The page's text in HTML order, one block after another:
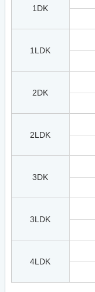
1DK
1LDK
2DK
2LDK
3DK
3LDK
4LDK